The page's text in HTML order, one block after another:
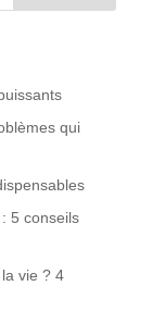
qui
5 conseils
vie ? 4